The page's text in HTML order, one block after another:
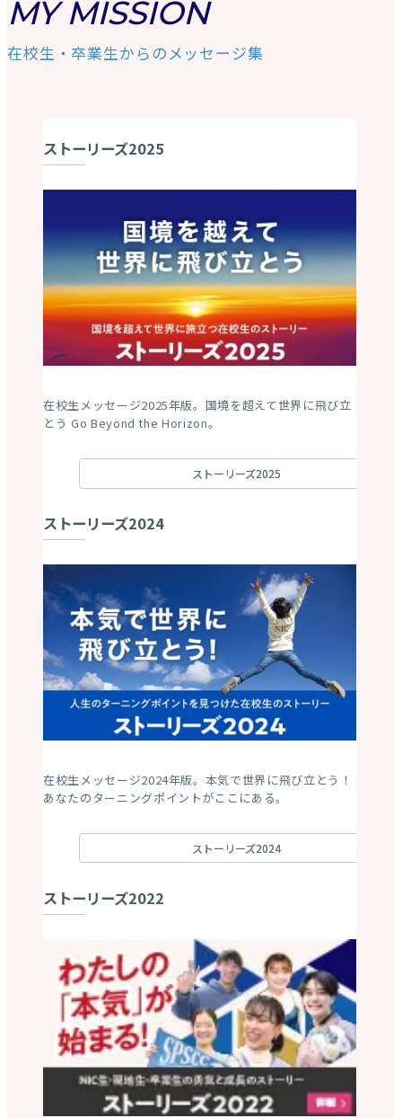
MY MISSION
在校生・卒業生からのメッセージ集
ストーリーズ2025
在校生メッセージ2025年版。国境を超えて世界に飛び立
とう Go Beyond the Horizon。
ストーリーズ2025
ストーリーズ2024
在校生メッセージ2024年版。本気で世界に飛び立とう！
あなたのターニングポイントがここにある。
ストーリーズ2024
ストーリーズ2022